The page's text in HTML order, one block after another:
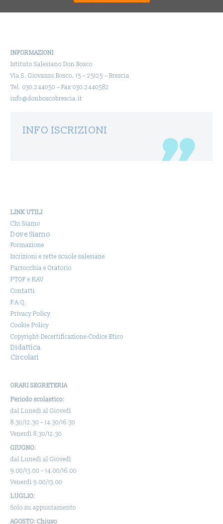
INFORMAZIONI
Istituto Salesiano Don Bosco
Via S. Giovanni Bosco, 15 – 25125 – Brescia
Tel. 030.244050 – Fax 030.2440582
info@donboscobrescia.it
INFO ISCRIZIONI
LINK UTILI
Chi Siamo
Dove Siamo
Formazione
Iscrizioni e rette scuole salesiane
Parrocchia e Oratorio
PTOF e RAV
Contatti
F.A.Q.
Privacy Policy
Cookie Policy
Copyright-Decertificazione-Codice Etico
Didattica
Circolari
ORARI SEGRETERIA
Periodo scolastico:
dal Lunedì al Giovedì
8.30/12.30 – 14.30/16.30
Venerdì 8.30/12.30
GIUGNO:
dal Lunedì al Giovedì
9.00/13.00 – 14.00/16.00
Venerdì 9.00/13.00
LUGLIO:
Solo su appuntamento
AGOSTO: Chiuso